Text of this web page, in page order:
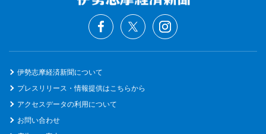
伊勢志摩経済新聞について
プレスリリース・情報提供はこちらから
アクセスデータの利用について
お問い合わせ